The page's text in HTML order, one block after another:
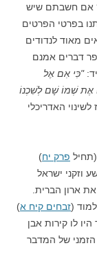
אם חשבתם שיש
בפרטי הפרטים
מאוד לנדודים
דברים אמנם
"כִּי אִם אֶל
אֶת שְׁמוֹ שָׁם לְשִׁכְנוֹ
האדריכלי
פרק יח)
וזקני ישראל
ארון הברית.
(זבחים קיח א)
לו קירות אבן
של המדבר